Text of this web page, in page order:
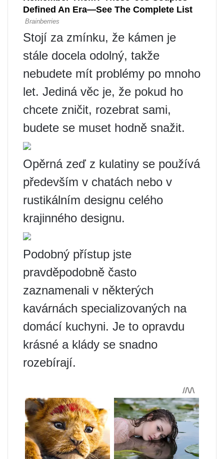
Stojí za zmínku, že kámen je
stále docela odolný, takže
nebudete mít problémy po mnoho
let. Jediná věc je, že pokud ho
chcete zničit, rozebrat sami,
budete se muset hodně snažit.
Opěrná zeď z kulatiny se používá
především v chatách nebo v
rustikálním designu celého
krajinného designu.
Podobný přístup jste
pravděpodobně často
zaznamenali v některých
kavárnách specializovaných na
domácí kuchyni. Je to opravdu
krásné a klády se snadno
rozebírají.